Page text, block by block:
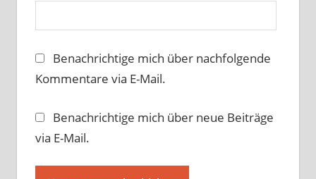
Benachrichtige mich über nachfolgende
Kommentare via E-Mail.
Benachrichtige mich über neue Beiträge
via E-Mail.